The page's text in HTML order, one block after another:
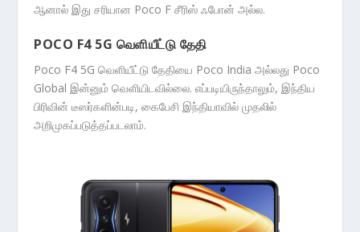
ஆனால் இது சரியான Poco F சீரிஸ் ஃபோன் அல்ல.
POCO F4 5G வெளியீட்டு தேதி
Poco F4 5G வெளியீட்டு தேதியை Poco India அல்லது Poco
Global இன்னும் வெளியிடவில்லை. எப்படியிருந்தாலும், இந்திய
பிரிவின் டீஸர்களின்படி, கைபேசி இந்தியாவில் முதலில்
அறிமுகப்படுத்தப்படலாம்.